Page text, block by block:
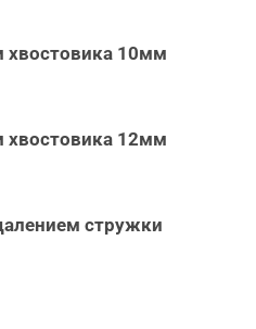
10мм
12мм
стружки